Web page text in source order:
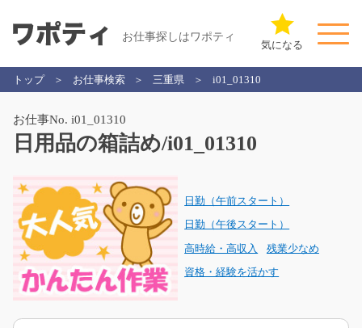
お仕事探しはワポティ
気になる
トップ お仕事検索 三重県 i01_01310
お仕事No. i01_01310
日用品の箱詰め/i01_01310
日勤（午前スタート）
日勤（午後スタート）
高時給・高収入 残業少なめ
資格・経験を活かす